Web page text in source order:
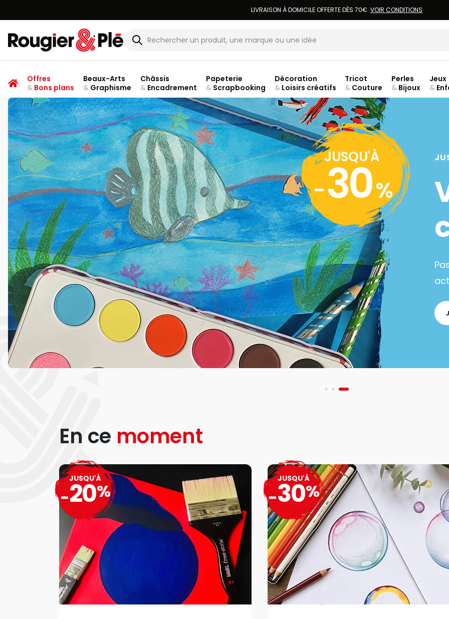
LIVRAISON À DOMICILE OFFERTE DÈS 70€. VOIR CONDITIONS
Rougier & Plé
Offres
&Bons plans
Beaux-Arts
&Graphisme
Châssis
&Encadrement
Papeterie
&Scrapbooking
Décoration
&Loisirs créatifs
Tricot
& Couture
Perles
& Bijoux
Jeux
&
JUSQU'À
-30%
En ce moment
JUSQU'À
-20%
JUSQU'À
-30%